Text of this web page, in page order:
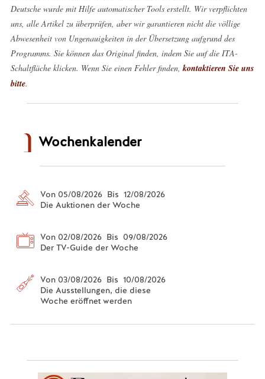
Deutsche wurde mit Hilfe automatischer Tools erstellt. Wir verpflichten
uns, alle Artikel zu überprüfen, aber wir garantieren nicht die völlige
Abwesenheit von Ungenauigkeiten in der Übersetzung aufgrund des
Programms. Sie können das Original finden, indem Sie auf die ITA-
Schaltfläche klicken. Wenn Sie einen Fehler finden, kontaktieren Sie uns
bitte.
Wochenkalender
Von 05/08/2026 Bis 12/08/2026
Die Auktionen der Woche
Von 02/08/2026 Bis 09/08/2026
Der TV-Guide der Woche
Von 03/08/2026 Bis 10/08/2026
Die Ausstellungen, die diese
Woche eröffnet werden